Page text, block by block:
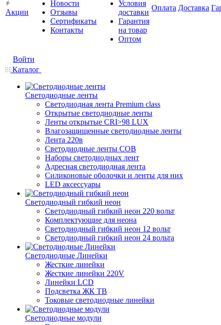
Акции
Новости
Отзывы
Сертификаты
Контакты
Условия
доставки
Гарантия
на товар
Оптом
Оплата Доставка
Войти
Каталог
Светодиодные ленты
Светодиодная лента Premium class
Открытые светодиодные ленты
Ленты открытые CRI>98 LUX
Влагозащищенные светодиодные ленты
Лента 220в
Светодиодные ленты COB
Наборы светодиодных лент
Адресная светодиодная лента
Силиконовые оболочки и ленты для них
LED аксессуары
Светодиодный гибкий неон
Светодиодный гибкий неон 220 вольт
Комплектующие для неона
Светодиодный гибкий неон 12 вольт
Светодиодный гибкий неон 24 вольта
Светодиодные Линейки
Жесткие линейки
Жесткие линейки 220V
Линейки LCD
Подсветка ЖК ТВ
Токовые светодиодные линейки
Светодиодные модули